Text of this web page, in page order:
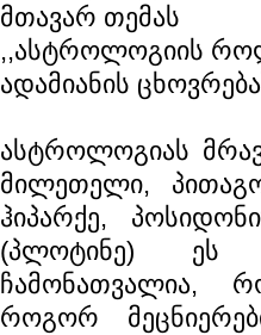
მთავარ თემას
,,ასტროლოგიის
ადამიანის
ასტროლოგიას
მილეთელი,
ჰიპარქე,
(პლოტინე) ეს
ჩამონათვალია,
როგორ